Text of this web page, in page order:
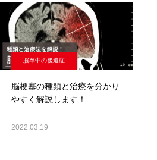
脳卒中の後遺症
脳梗塞の種類と治療を分かり
やすく解説します！
2022.03.19